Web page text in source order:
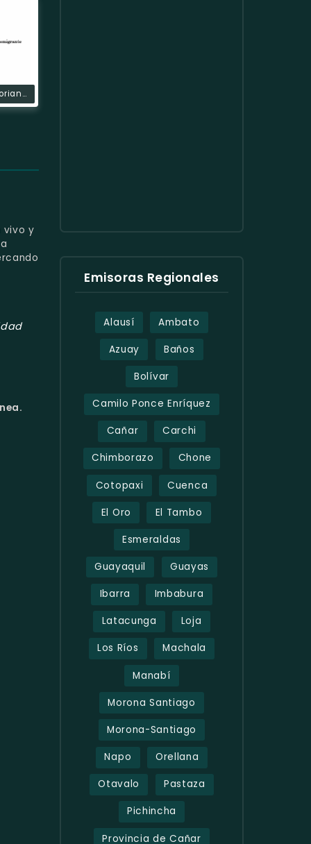
Radioecuatorianadelemigrante
vivo y
Emisoras Regionales
Alausí Ambato
Azuay Baños
Bolívar
Camilo Ponce Enríquez
Cañar Carchi
Chimborazo Chone
Cotopaxi Cuenca
El Oro El Tambo
Esmeraldas
Guayaquil Guayas
Ibarra Imbabura
Latacunga Loja
Los Ríos Machala
Manabí
Morona Santiago
Morona-Santiago
Napo Orellana
Otavalo Pastaza
Pichincha
Provincia de Cañar